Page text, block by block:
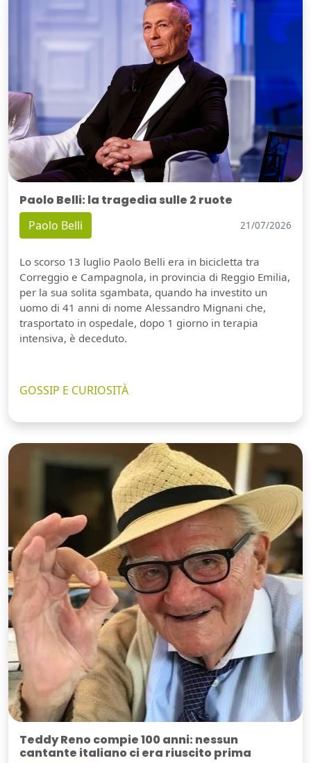
Paolo Belli: la tragedia sulle 2 ruote
Paolo Belli 21/07/2026
Lo scorso 13 luglio Paolo Belli era in bicicletta tra
Correggio e Campagnola, in provincia di Reggio Emilia,
per la sua solita sgambata, quando ha investito un
uomo di 41 anni di nome Alessandro Mignani che,
trasportato in ospedale, dopo 1 giorno in terapia
intensiva, è deceduto.
GOSSIP E CURIOSITÀ
Teddy Reno compie 100 anni: nessun
cantante italiano ci era riuscito prima